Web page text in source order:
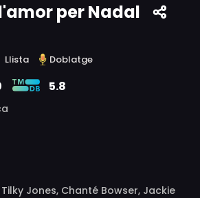
per Nadal
Llista Doblatge
5.8
Jones, Chanté Bowser, Jackie